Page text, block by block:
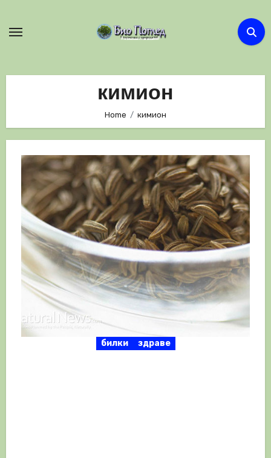
кимион
Home кимион
билки здраве